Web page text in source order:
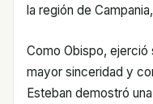
la región de
Como Obispo,
mayor sinceridad y
Esteban demostró